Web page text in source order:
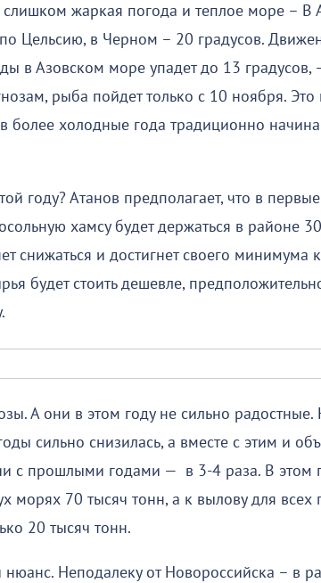
жаркая погода и теплое море – В
Цельсию, в Черном – 20 градусов.
в Азовском море упадет до 13 градусов,
рыба пойдет только с 10 ноября.
более холодные года традиционно
году? Атанов предполагает, что в
хамсу будет держаться в районе
снижаться и достигнет своего минимума
будет стоить дешевле,
А они в этом году не сильно радостные.
сильно снизилась, а вместе с этим и
с прошлыми годами — в 3-4 раза. В этом
морях 70 тысяч тонн, а к вылову для всех
20 тысяч тонн.
Неподалеку от Новороссийска – в